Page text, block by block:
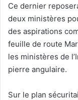
Ce dernier
deux ministères
des aspirations
feuille de route
les ministères de
pierre angulaire.
Sur le plan